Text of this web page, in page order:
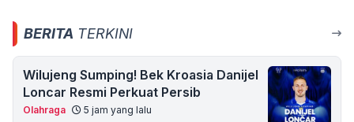
BERITA TERKINI
Wilujeng Sumping! Bek Kroasia Danijel
Loncar Resmi Perkuat Persib
Olahraga 5 jam yang lalu